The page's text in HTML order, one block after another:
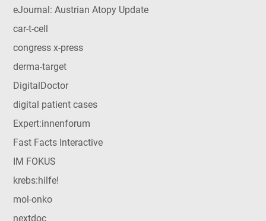
eJournal: Austrian Atopy Update
car-t-cell
congress x-press
derma-target
DigitalDoctor
digital patient cases
Expert:innenforum
Fast Facts Interactive
IM FOKUS
krebs:hilfe!
mol-onko
nextdoc